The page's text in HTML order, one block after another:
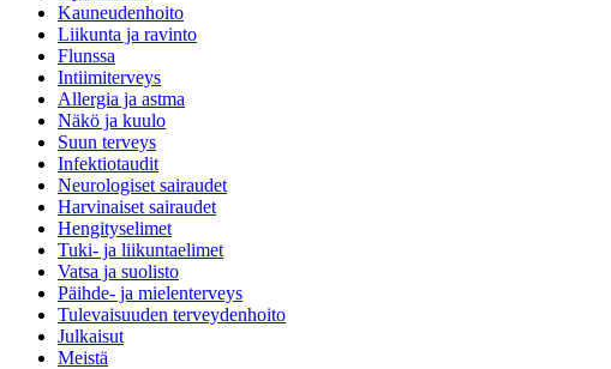
Kauneudenhoito
Liikunta ja ravinto
Flunssa
Intiimiterveys
Allergia ja astma
Näkö ja kuulo
Suun terveys
Infektiotaudit
Neurologiset sairaudet
Harvinaiset sairaudet
Hengityselimet
Tuki- ja liikuntaelimet
Vatsa ja suolisto
Päihde- ja mielenterveys
Tulevaisuuden terveydenhoito
Julkaisut
Meistä